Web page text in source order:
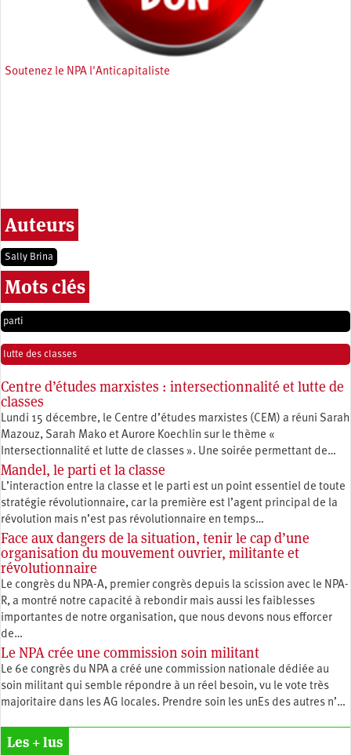
Soutenez le NPA l'Anticapitaliste
Auteurs
Sally Brina
Mots clés
parti
lutte des classes
Centre d’études marxistes : intersectionnalité et lutte de
classes
Lundi 15 décembre, le Centre d’études marxistes (CEM) a réuni Sarah
Mazouz, Sarah Mako et Aurore Koechlin sur le thème «
Intersectionnalité et lutte de classes ». Une soirée permettant de…
Mandel, le parti et la classe
L’interaction entre la classe et le parti est un point essentiel de toute
stratégie révolutionnaire, car la première est l’agent principal de la
révolution mais n’est pas révolutionnaire en temps…
Face aux dangers de la situation, tenir le cap d’une
organisation du mouvement ouvrier, militante et
révolutionnaire
Le congrès du NPA-A, premier congrès depuis la scission avec le NPA-
R, a montré notre capacité à rebondir mais aussi les faiblesses
importantes de notre organisation, que nous devons nous efforcer
de…
Le NPA crée une commission soin militant
Le 6e congrès du NPA a créé une commission nationale dédiée au
soin militant qui semble répondre à un réel besoin, vu le vote très
majoritaire dans les AG locales. Prendre soin les unEs des autres n’…
Les + lus